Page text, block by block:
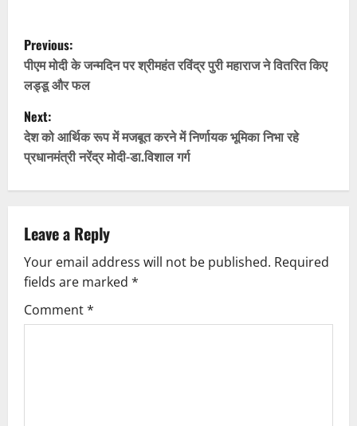
P
o
s
t
n
v
i
g
Previous:
पीएम मोदी के जन्मदिन पर श्रीमहंत रविंद्र पुरी महाराज ने वितरित किए
लड्डू और फल
Next:
देश को आर्थिक रूप में मजबूत करने में निर्णायक भूमिका निभा रहे
प्रधानमंत्री नरेंद्र मोदी-डा.विशाल गर्ग
Leave a Reply
Your email address will not be published. Required
fields are marked *
Comment*